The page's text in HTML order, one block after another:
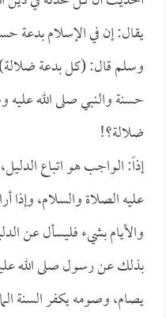
يقال: إن في الإسلام بدعة
وسلم قال: (كل بدعة
حسنة والنبي صلى الله
ضلالة؟!
إذاً: الواجب هو اتباع
عليه الصلاة والسلام، وإذا
والأيام بشيء فليسأل عن
بذلك عن رسول صلى الله
يصام، وصومه يكفر السنة